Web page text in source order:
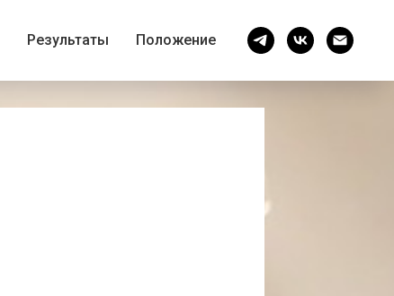
Результаты Положение